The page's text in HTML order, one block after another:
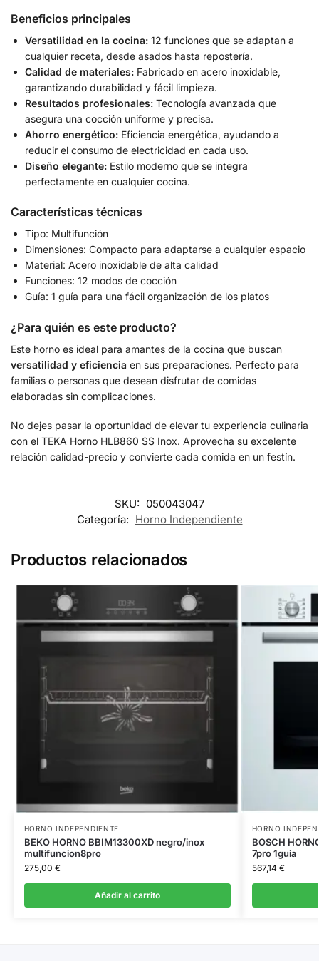
Beneficios principales
Versatilidad en la cocina: 12 funciones que se adaptan a
cualquier receta, desde asados hasta repostería.
Calidad de materiales: Fabricado en acero inoxidable,
garantizando durabilidad y fácil limpieza.
Resultados profesionales: Tecnología avanzada que
asegura una cocción uniforme y precisa.
Ahorro energético: Eficiencia energética, ayudando a
reducir el consumo de electricidad en cada uso.
Diseño elegante: Estilo moderno que se integra
perfectamente en cualquier cocina.
Características técnicas
Tipo: Multifunción
Dimensiones: Compacto para adaptarse a cualquier espacio
Material: Acero inoxidable de alta calidad
Funciones: 12 modos de cocción
Guía: 1 guía para una fácil organización de los platos
¿Para quién es este producto?
Este horno es ideal para amantes de la cocina que buscan
versatilidad y eficiencia en sus preparaciones. Perfecto para
familias o personas que desean disfrutar de comidas
elaboradas sin complicaciones.
No dejes pasar la oportunidad de elevar tu experiencia culinaria
con el TEKA Horno HLB860 SS Inox. Aprovecha su excelente
relación calidad-precio y convierte cada comida en un festín.
SKU: 050043047
Categoría: Horno Independiente
Productos relacionados
HORNO INDEPENDIENTE
BEKO HORNO BBIM13300XD negro/inox
multifuncion8pro
275,00 €
Añadir al carrito
HORNO
BOSCH
7pro 1guia
567,14 €